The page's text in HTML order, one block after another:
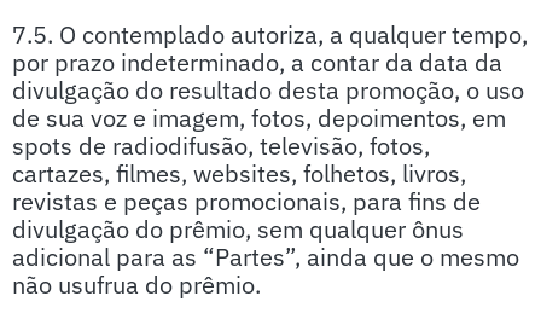
7.5. O contemplado autoriza, a qualquer tempo,
por prazo indeterminado, a contar da data da
divulgação do resultado desta promoção, o uso
de sua voz e imagem, fotos, depoimentos, em
spots de radiodifusão, televisão, fotos,
cartazes, filmes, websites, folhetos, livros,
revistas e peças promocionais, para fins de
divulgação do prêmio, sem qualquer ônus
adicional para as “Partes”, ainda que o mesmo
não usufrua do prêmio.